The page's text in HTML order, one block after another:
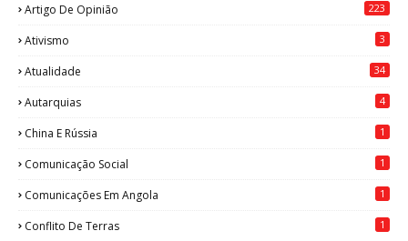
Artigo De Opinião 223
Ativismo 3
Atualidade 34
Autarquias 4
China E Rússia 1
Comunicação Social 1
Comunicações Em Angola 1
Conflito De Terras 1